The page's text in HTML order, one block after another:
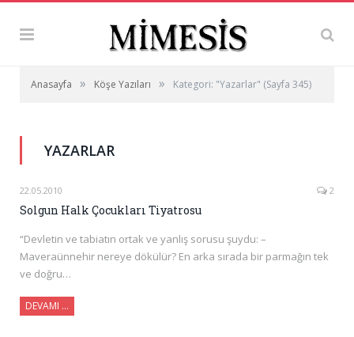
Anasayfa » Köşe Yazıları » Kategori: "Yazarlar" (Sayfa 345)
YAZARLAR
22.05.2010 2
Solgun Halk Çocukları Tiyatrosu
“Devletin ve tabiatın ortak ve yanlış sorusu şuydu: –
Maveraünnehir nereye dökülür? En arka sırada bir parmağın tek
ve doğru…
DEVAMI …